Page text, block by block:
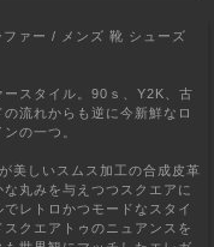
ァー / メンズ 靴 シューズ
スタイル。90ｓ、Y2K、古
流れからも逆に今新鮮なロ
の一つ。
美しいスムス加工の合成皮革
丸みを与えつつスクエアに
レトロかつモードなスタイ
クエアトゥのニュアンスを